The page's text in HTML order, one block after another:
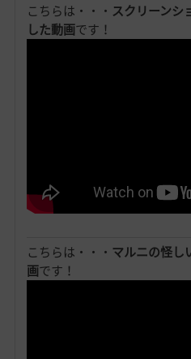
こちらは・・・ スクリーンシ
した動画です！
こちらは・・・ マルニの怪し
画です！